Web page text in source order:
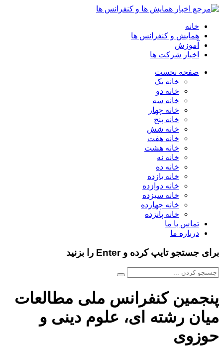
خانه
همایش و کنفرانس ها
آموزش
اخبار شرکت ها
صفحه نخست
خانه یک
خانه دو
خانه سه
خانه چهار
خانه پنج
خانه شش
خانه هفت
خانه هشت
خانه نه
خانه ده
خانه یازده
خانه دوازده
خانه سیزده
خانه چهارده
خانه پانزده
تماس با ما
درباره ما
برای جستجو تایپ کرده و Enter را بزنید
پنجمین کنفرانس ملی مطالعات
میان رشته ای، علوم دینی و
حوزوی